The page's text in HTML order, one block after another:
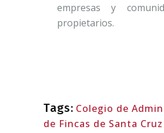
empresas y
propietarios.
Tags: Colegio de
de Fincas de Santa